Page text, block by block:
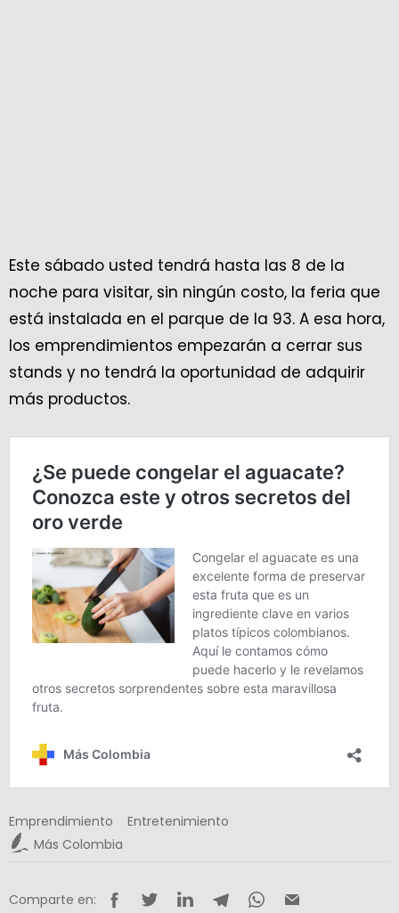
Este sábado usted tendrá hasta las 8 de la
noche para visitar, sin ningún costo, la feria que
está instalada en el parque de la 93. A esa hora,
los emprendimientos empezarán a cerrar sus
stands y no tendrá la oportunidad de adquirir
más productos.
Emprendimiento
Entretenimiento
Más Colombia
Comparte en: